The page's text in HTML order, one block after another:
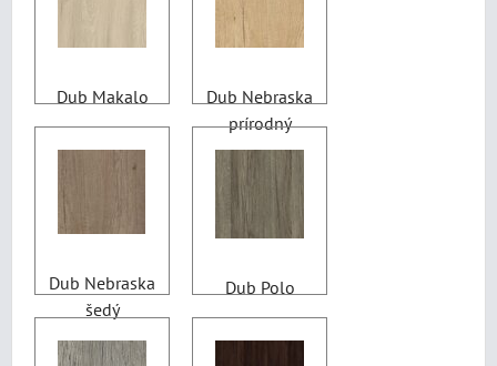
Dub Makalo
Dub Nebraska
prírodný
Dub Nebraska
šedý
Dub Polo